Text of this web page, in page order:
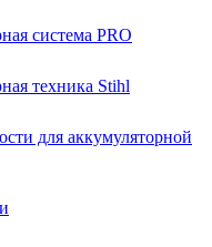
система PRO
техника Stihl
для аккумуляторной